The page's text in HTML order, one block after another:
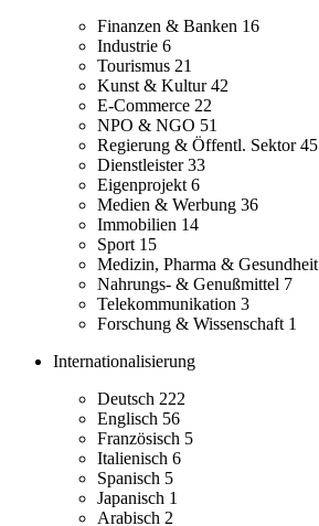
Finanzen & Banken 16
Industrie 6
Tourismus 21
Kunst & Kultur42
E-Commerce 22
NPO & NGO 51
Regierung & Öffentl. Sektor45
Dienstleister33
Eigenprojekt 6
Medien & Werbung 36
Immobilien 14
Sport 15
Medizin, Pharma & Gesundheit
Nahrungs- & Genußmittel 7
Telekommunikation 3
Forschung & Wissenschaft 1
Internationalisierung
Deutsch 222
Englisch 56
Französisch 5
Italienisch 6
Spanisch 5
Japanisch 1
Arabisch 2